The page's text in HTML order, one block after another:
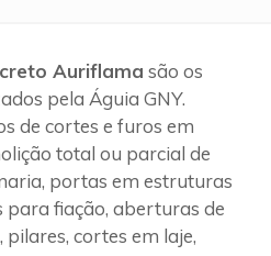
Auriflama são os
pela Águia GNY.
de cortes e furos em
total ou parcial de
portas em estruturas
fiação, aberturas de
pilares, cortes em laje,